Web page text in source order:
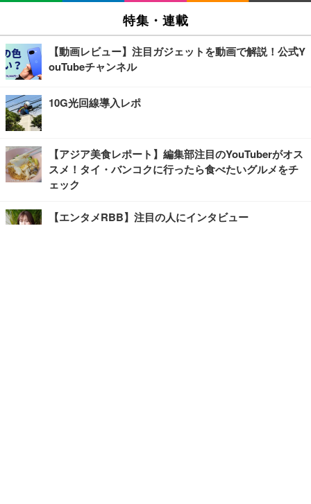
特集・連載
【動画レビュー】注目ガジェットを動画で解説！公式Y
ouTubeチャンネル
10G光回線導入レポ
【アジア美食レポート】編集部注目のYouTuberがオス
スメ！タイ・バンコクに行ったら食べたいグルメをチ
ェック
【エンタメRBB】注目の人にインタビュー